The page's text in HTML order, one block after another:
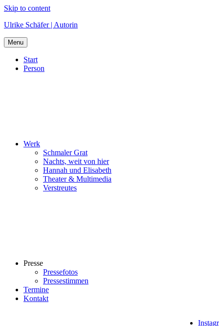
Skip to content
Ulrike Schäfer | Autorin
Menu
Start
Person
Werk
Schmaler Grat
Nachts, weit von hier
Hannah und Elisabeth
Theater & Multimedia
Verstreutes
Presse
Pressefotos
Pressestimmen
Termine
Kontakt